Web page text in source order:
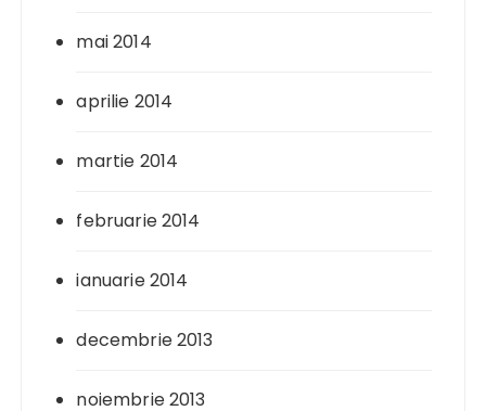
mai 2014
aprilie 2014
martie 2014
februarie 2014
ianuarie 2014
decembrie 2013
noiembrie 2013